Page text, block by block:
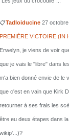
📋Tadloiducine 27
PREMIÈRE VICTOIRE (IN
Erwelyn, je viens de voir
que je vais le "libre" dans
m'a bien donné envie de le
que c'est en vain que Kirk
retourner à ses frais les
être eu deux étapes dans
wikip'...)?